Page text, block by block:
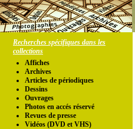
Recherches spécifiques dans les
collections
Affiches
Archives
Articles de périodiques
Dessins
Ouvrages
Photos en accés réservé
Revues de presse
Vidéos (DVD et VHS)